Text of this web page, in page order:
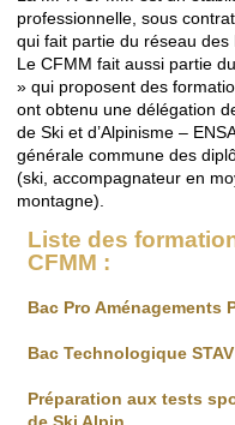
professionnelle, sous
qui fait partie du réseau
Le CFMM fait aussi partie
» qui proposent des
ont obtenu une délégation
de Ski et d’Alpinisme –
générale commune des
(ski, accompagnateur en
montagne).
Liste des
CFMM :
Bac Pro Aménagements
Bac Technologique
Préparation aux tests